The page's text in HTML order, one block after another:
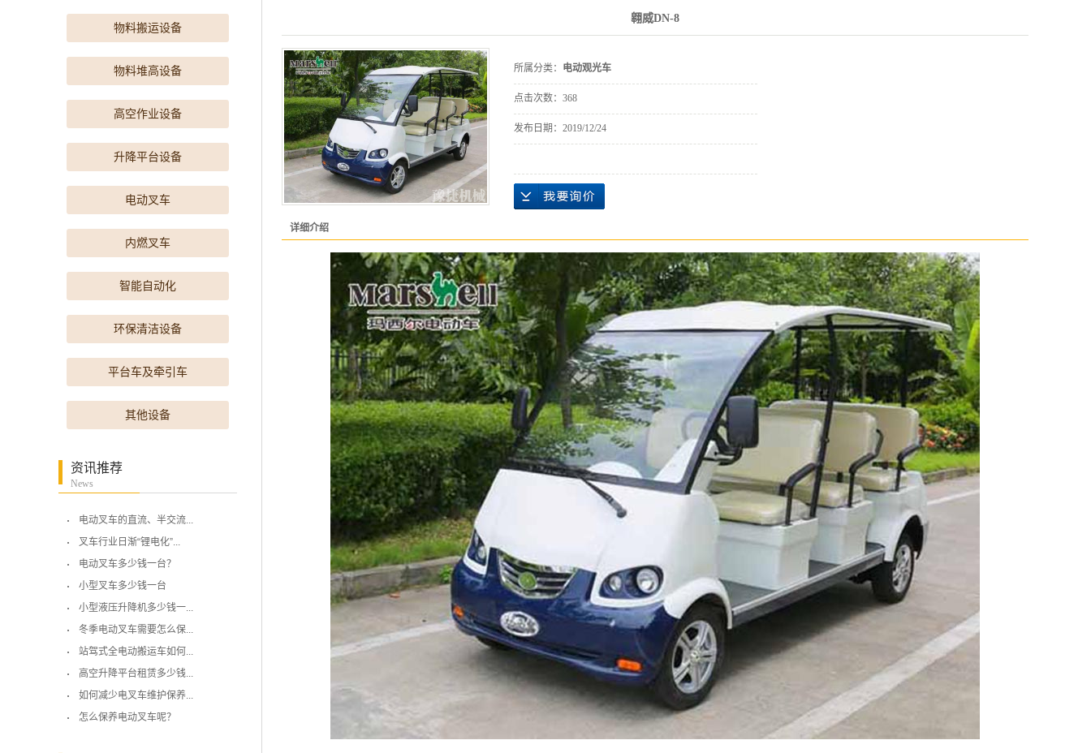
物料搬运设备
物料堆高设备
高空作业设备
升降平台设备
电动叉车
内燃叉车
智能自动化
环保清洁设备
平台车及牵引车
其他设备
资讯推荐
News
电动叉车的直流、半交流...
叉车行业日渐“锂电化”...
电动叉车多少钱一台？
小型叉车多少钱一台
小型液压升降机多少钱一...
冬季电动叉车需要怎么保...
站驾式全电动搬运车如何...
高空升降平台租赁多少钱...
如何减少电叉车维护保养...
怎么保养电动叉车呢？
翱威DN-8
所属分类： 电动观光车
点击次数： 368
发布日期： 2019/12/24
详细介绍